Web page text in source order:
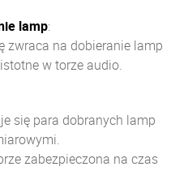
lamp:
zwraca na dobieranie lamp
w torze audio.
się para dobranych lamp
zabezpieczona na czas